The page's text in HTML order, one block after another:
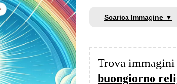
Scarica Immagine ▼
Trova
buongiorno